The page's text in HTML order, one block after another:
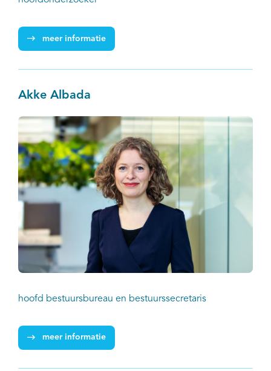
meer informatie
Akke Albada
hoofd bestuursbureau en bestuurssecretaris
meer informatie